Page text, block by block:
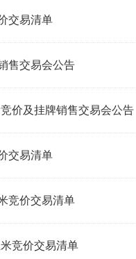
交易清单
售交易会公告
价及挂牌销售交易会公告
交易清单
竞价交易清单
竞价交易清单